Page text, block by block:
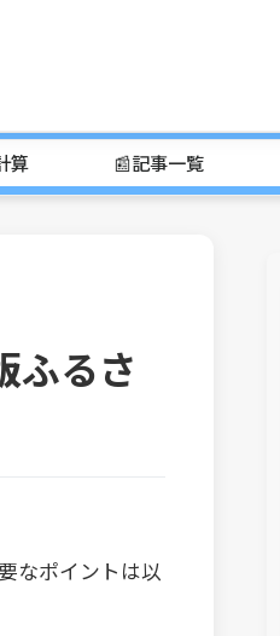
算 📰記事一覧
ふるさ
なポイントは以